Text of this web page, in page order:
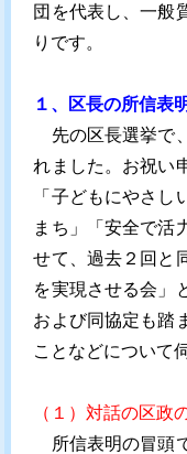
団を代表し、一般
りです。
１、区長の所信表
先の区長選挙で
れました。お祝い
「子どもにやさ
まち」「安全で活
せて、過去２回と
を実現させる会」
および同協定も踏
ことなどについて
（１）対話の区政
所信表明の冒頭